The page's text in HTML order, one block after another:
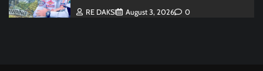
RE DAKSI August 3, 2026 0